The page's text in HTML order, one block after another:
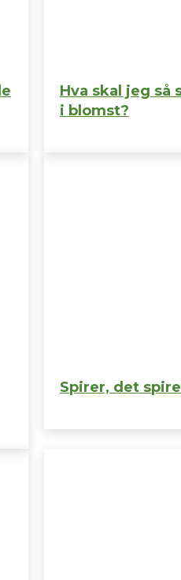
Hva skal jeg så
i blomst?
Spirer, det